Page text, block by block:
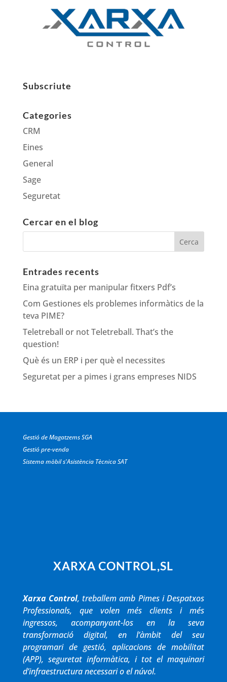
Subscriute
Categories
CRM
Eines
General
Sage
Seguretat
Cercar en el blog
Entrades recents
Eina gratuïta per manipular fitxers Pdf’s
Com Gestiones els problemes informàtics de la
teva PIME?
Teletreball or not Teletreball. That’s the
question!
Què és un ERP i per què el necessites
Seguretat per a pimes i grans empreses NIDS
Gestió de Magatzems SGA
Gestió pre-venda
Sistema mòbil s'Asistència Tècnica SAT
XARXA CONTROL,SL
Xarxa Control, treballem amb Pimes i Despatxos
Professionals, que volen més clients i més
ingressos, acompanyant-los en la seva
transformació digital, en l’àmbit del seu
programari de gestió, aplicacions de mobilitat
(APP), seguretat informàtica, i tot el maquinari
d’infraestructura necessari o el núvol.